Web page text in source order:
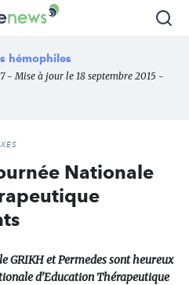
hémophiles
- Mise à jour le 18 septembre 2015 -
Nationale
GRIKH et Permedes sont heureux
d’Education Thérapeutique